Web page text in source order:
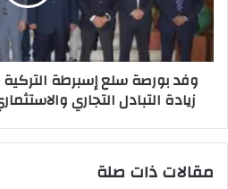
وفد بورصة سلع إسبرطة التركية
زيادة التبادل التجاري
مقالات ذات صلة